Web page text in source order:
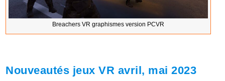
Breachers VR graphismes version PCVR
Nouveautés jeux VR avril, mai 2023